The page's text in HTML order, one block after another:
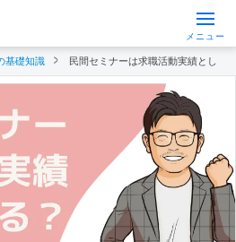
メニュー
基礎知識 民間セミナーは求職活動実績として